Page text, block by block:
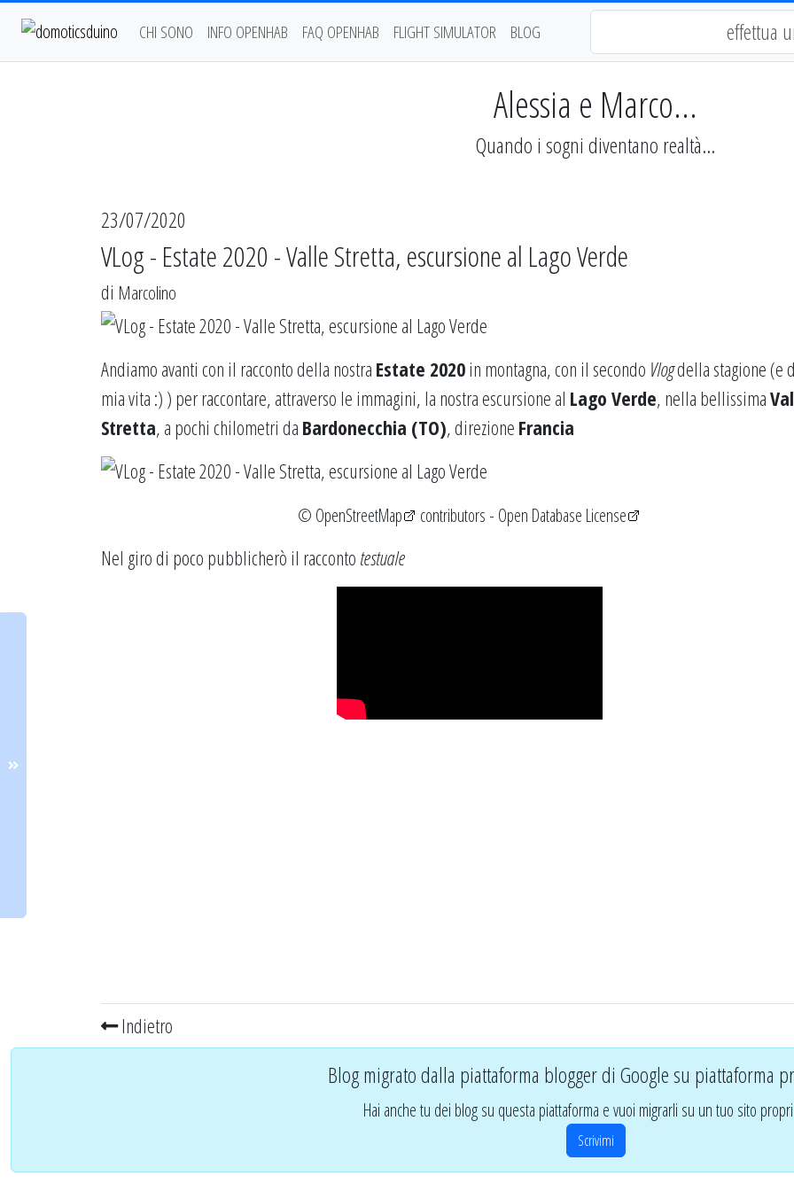
CHI SONO INFO OPENHAB FAQ OPENHAB FLIGHT SIMULATOR BLOG
Alessia e Marco...
Quando i sogni diventano realtà...
23/07/2020
VLog - Estate 2020 - Valle Stretta, escursione al Lago Verde
di Marcolino
Andiamo avanti con il racconto della nostra Estate 2020in montagna, con il secondo Vlogdella stagione (e
mia vita :) ) per raccontare, attraverso le immagini, la nostra escursione al Lago Verde, nella bellissima
Stretta, a pochi chilometri da Bardonecchia (TO), direzione Francia
© OpenStreetMap contributors - Open Database License
Nel giro di poco pubblicherò il racconto testuale
Indietro
Blog migrato dalla piattaforma blogger di Google su piattaforma
Hai anche tu dei blog su questa piattaforma e vuoi migrarli su un tuo sito
Scrivimi